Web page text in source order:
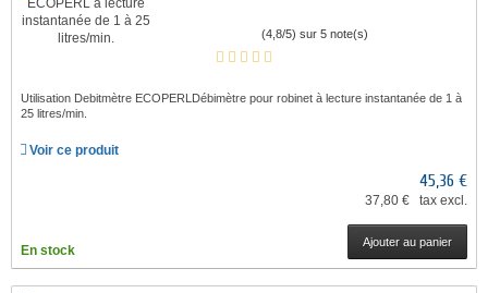
(4,8/5) sur 5 note(s)
Utilisation Debitmètre ECOPERLDébimètre pour robinet à lecture instantanée de 1 à
25 litres/min.
Voir ce produit
45,36 €
37,80 € tax excl.
En stock
Ajouter au panier